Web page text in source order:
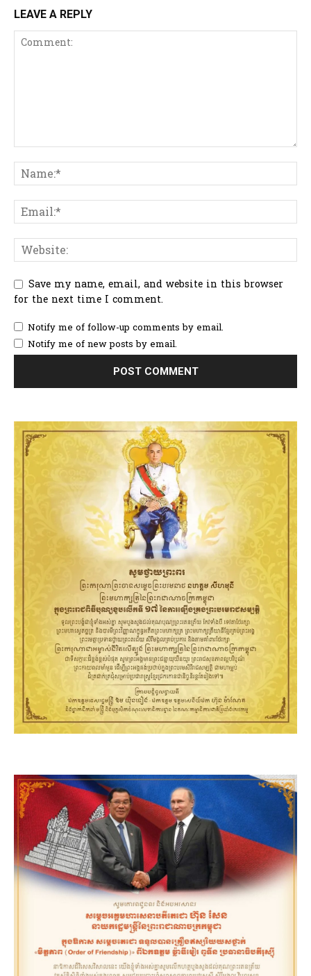
LEAVE A REPLY
Save my name, email, and website in this browser
for the next time I comment.
Notify me of follow-up comments by email.
Notify me of new posts by email.